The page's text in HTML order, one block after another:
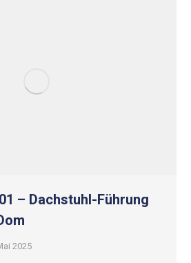
– Dachstuhl-Führung
2025